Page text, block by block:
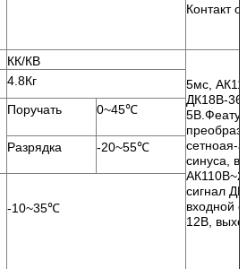
Контакт
КК/КВ
5мс,
ДК18В-
сетноая-
синуса,
сигнал
входной
12В,
4.8Кг
Поручать 0~45℃
Разрядка -20~55℃
-10~35℃